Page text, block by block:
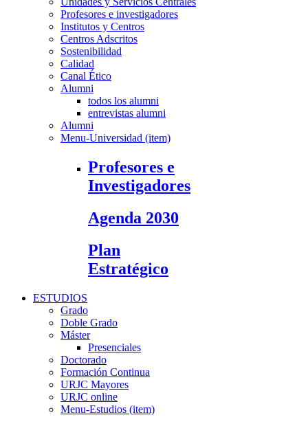
Profesores e investigadores
Institutos y Centros
Centros Adscritos
Sostenibilidad
Calidad
Canal Ético
Alumni
todos los alumni
entrevistas alumni
Alumni
Menu-Universidad (item)
Profesores e
Investigadores
Agenda 2030
Plan
Estratégico
ESTUDIOS
Grado
Doble Grado
Máster
Presenciales
Doctorado
Formación Continua
URJC Mayores
URJC online
Menu-Estudios (item)